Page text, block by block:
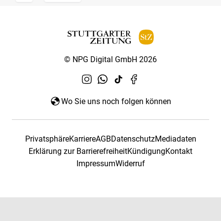
© NPG Digital GmbH 2026
Wo Sie uns noch folgen können
PrivatsphäreKarriereAGBDatenschutzMediadaten
Erklärung zur BarrierefreiheitKündigungKontakt
ImpressumWiderruf